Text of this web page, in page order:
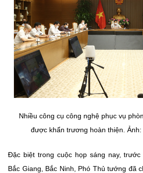
Nhiều công cụ công nghệ phục vụ
được khẩn trương hoàn thiện.
Đặc biệt trong cuộc họp sáng nay,
Bắc Giang, Bắc Ninh, Phó Thủ tướng đã